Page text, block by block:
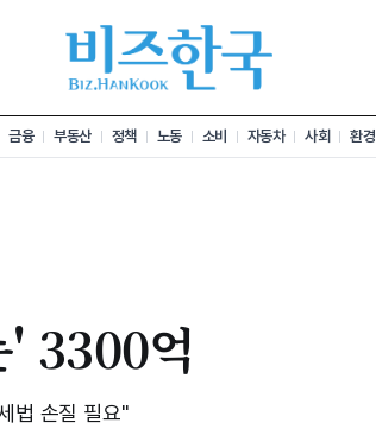
금융 부동산 정책 노동 소비 자동차 사회 환경
3300억
법 손질 필요"